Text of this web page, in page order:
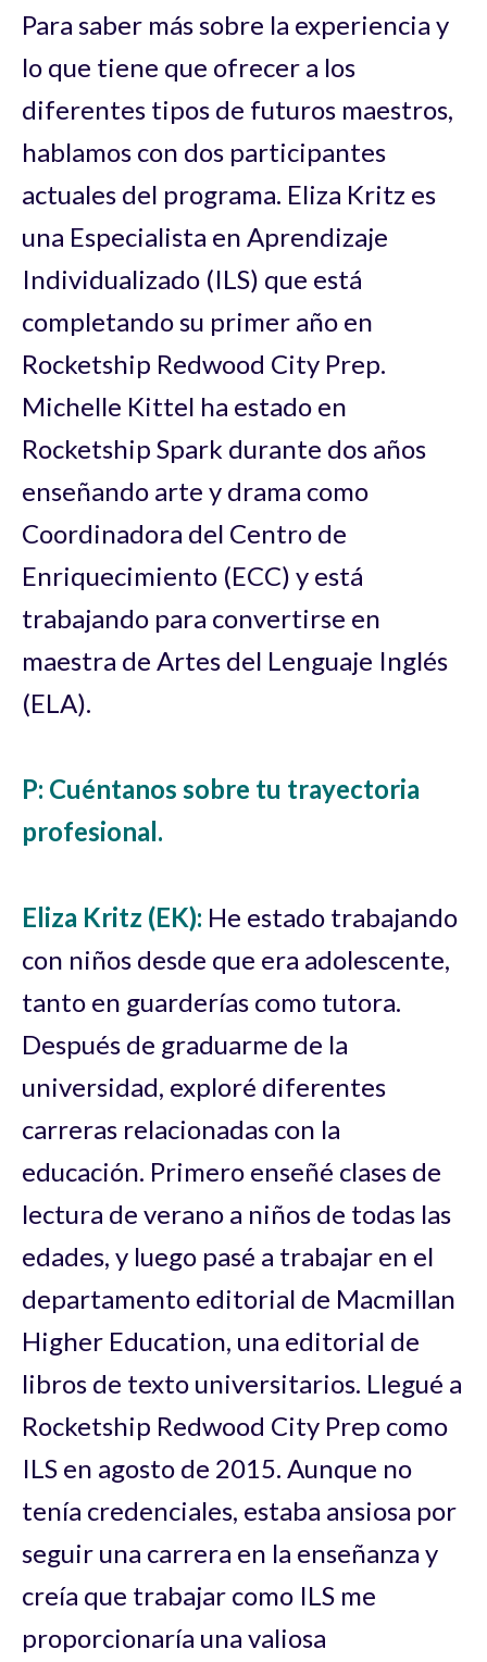
Para saber más sobre la experiencia y
lo que tiene que ofrecer a los
diferentes tipos de futuros maestros,
hablamos con dos participantes
actuales del programa. Eliza Kritz es
una Especialista en Aprendizaje
Individualizado (ILS) que está
completando su primer año en
Rocketship Redwood City Prep.
Michelle Kittel ha estado en
Rocketship Spark durante dos años
enseñando arte y drama como
Coordinadora del Centro de
Enriquecimiento (ECC) y está
trabajando para convertirse en
maestra de Artes del Lenguaje Inglés
(ELA).
P: Cuéntanos sobre tu trayectoria
profesional.
Eliza Kritz (EK): He estado trabajando
con niños desde que era adolescente,
tanto en guarderías como tutora.
Después de graduarme de la
universidad, exploré diferentes
carreras relacionadas con la
educación. Primero enseñé clases de
lectura de verano a niños de todas las
edades, y luego pasé a trabajar en el
departamento editorial de Macmillan
Higher Education, una editorial de
libros de texto universitarios. Llegué a
Rocketship Redwood City Prep como
ILS en agosto de 2015. Aunque no
tenía credenciales, estaba ansiosa por
seguir una carrera en la enseñanza y
creía que trabajar como ILS me
proporcionaría una valiosa